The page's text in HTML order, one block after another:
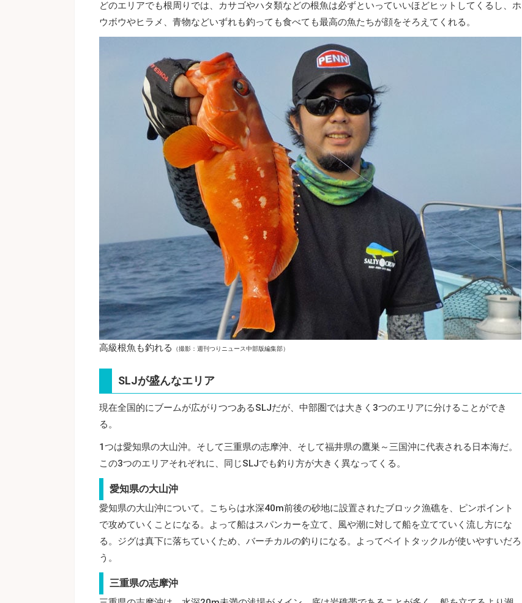
どのエリアでも根周りでは、カサゴやハタ類などの根魚は必ずといっていいほどヒットしてくるし、ホ
ウボウやヒラメ、青物などいずれも釣っても食べても最高の魚たちが顔をそろえてくれる。
高級根魚も釣れる （撮影：週刊つりニュース中部版編集部）
SLJが盛んなエリア
現在全国的にブームが広がりつつあるSLJだが、中部圏では大きく3つのエリアに分けることができ
る。
1つは愛知県の大山沖。そして三重県の志摩沖、そして福井県の鷹巣～三国沖に代表される日本海だ。
この3つのエリアそれぞれに、同じSLJでも釣り方が大きく異なってくる。
愛知県の大山沖
愛知県の大山沖について。こちらは水深40m前後の砂地に設置されたブロック漁礁を、ピンポイント
で攻めていくことになる。よって船はスパンカーを立て、風や潮に対して船を立てていく流し方にな
る。ジグは真下に落ちていくため、バーチカルの釣りになる。よってベイトタックルが使いやすいだろ
う。
三重県の志摩沖